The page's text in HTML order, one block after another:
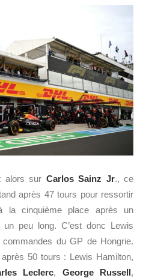
alors sur Carlos Sainz Jr., ce
après 47 tours pour ressortir
la cinquième place après un
peu long. C’est donc Lewis
du GP de Hongrie.
50 tours : Lewis Hamilton,
Leclerc, George Russell,